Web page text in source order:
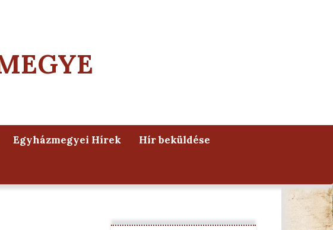
Egyházmegyei Hírek Hír beküldése